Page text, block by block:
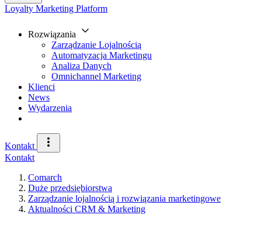
Loyalty Marketing Platform
Rozwiązania
Zarządzanie Lojalnością
Automatyzacja Marketingu
Analiza Danych
Omnichannel Marketing
Klienci
News
Wydarzenia
Kontakt
Kontakt
Comarch
Duże przedsiębiorstwa
Zarządzanie lojalnością i rozwiązania marketingowe
Aktualności CRM & Marketing